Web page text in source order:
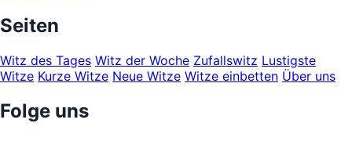
Seiten
Witz des Tages Witz der Woche Zufallswitz Lustigste
Witze Kurze Witze Neue Witze Witze einbetten Über uns
Folge uns